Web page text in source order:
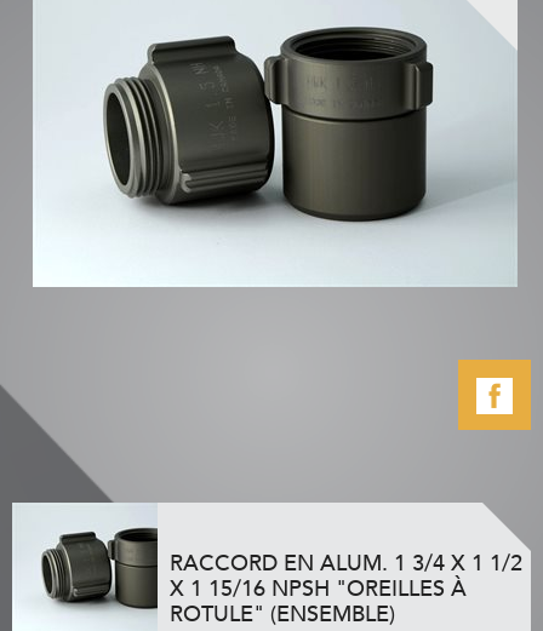
RACCORD EN ALUM. 1 3/4 X 1 1/2
X 1 15/16 NPSH "OREILLES À
ROTULE" (ENSEMBLE)